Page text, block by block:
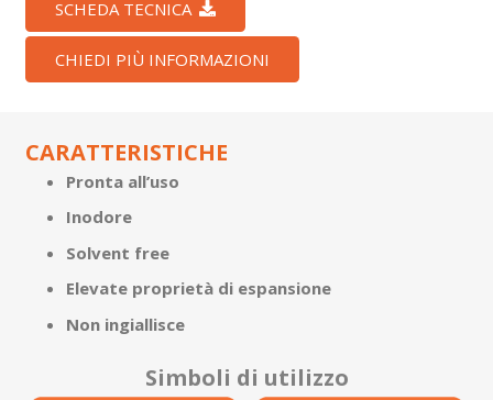
SCHEDA TECNICA
CHIEDI PIÙ INFORMAZIONI
CARATTERISTICHE
Pronta all’uso
Inodore
Solvent free
Elevate proprietà di espansione
Non ingiallisce
Simboli di utilizzo